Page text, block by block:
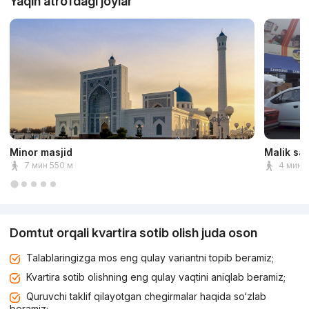
Minor masjid
7 мин 550 м
Malik
4 мин
Domtut orqali kvartira sotib olish juda oson
Talablaringizga mos eng qulay variantni topib beramiz;
Kvartira sotib olishning eng qulay vaqtini aniqlab beramiz;
Quruvchi taklif qilayotgan chegirmalar haqida so‘zlab